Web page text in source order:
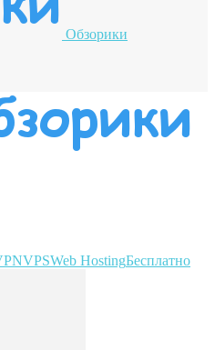
Обзорики
VPSWeb HostingБесплатно